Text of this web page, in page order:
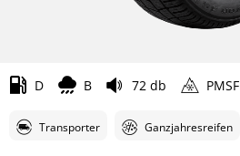
D B 72 db PMSF
Transporter Ganzjahresreifen